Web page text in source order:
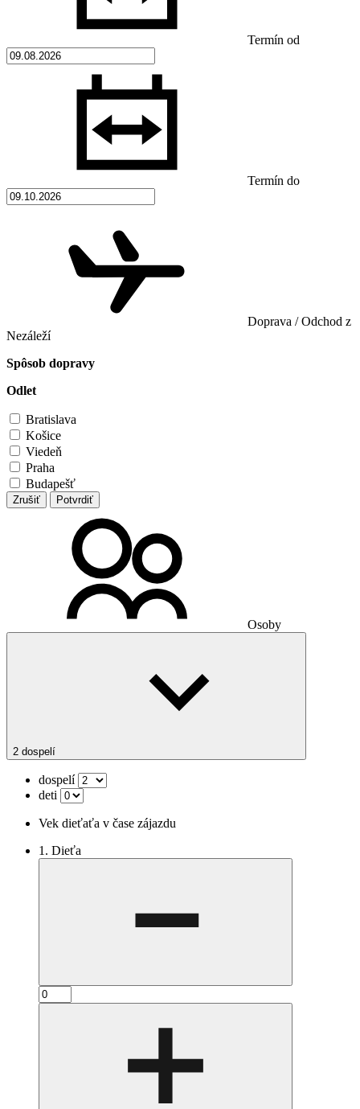
Termín od
Termín do
Doprava / Odchod z
Nezáleží
Spôsob dopravy
Odlet
Bratislava
Košice
Viedeň
Praha
Budapešť
Zrušiť Potvrdiť
Osoby
2 dospelí
dospelí
deti
Vek dieťaťa v čase zájazdu
1. Dieťa